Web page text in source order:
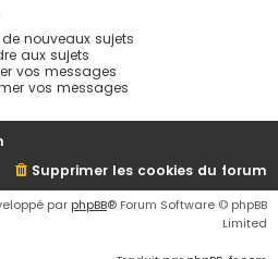
nouveaux sujets
aux sujets
vos messages
vos messages
Supprimer les cookies du forum
par phpBB® Forum Software © phpBB
Limited